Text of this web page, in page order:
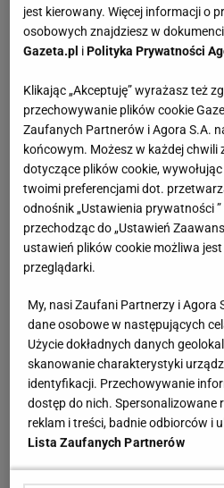
jest kierowany. Więcej informacji o
osobowych znajdziesz w
Gazeta.pl iPolityka Prywatności
Klikając „Akceptuję” wyrażasz też
przechowywanie plików cookie
Zaufanych Partnerów i Agora S.A.
końcowym. Możesz w każdej chwili
dotyczące plików cookie,
twoimi preferencjami dot.
odnośnik „Ustawienia prywatności
przechodząc do „Ustawień
ustawień plików cookie możliwa
przeglądarki.
My, nasi Zaufani Partnerzy i Agora
dane osobowe w następujących
Użycie dokładnych danych
skanowanie charakterystyki
identyfikacji. Przechowywanie
dostęp do nich. Spersonalizowane
reklam i treści, badnie odbiorców i
Lista Zaufanych Partnerów